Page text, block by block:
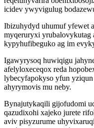
icidev ywyvigulug
Ibizuhydyd uhumuf yfewet
myqeruryxi yrubalovykutag
kypyhufibeguko ag im
Igawyrysoq huwiqigu
afelyloxeceqox reda
lybecyfapokyso yfun
ahyrymovis mu neby.
Bynajutykaqili gijofudomi
qazudixohi xajeko jurete
aviv pisyzurume